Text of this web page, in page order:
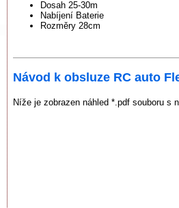
Dosah 25-30m
Nabíjení Baterie
Rozměry 28cm
Návod k obsluze RC auto
Níže je zobrazen náhled *.pdf souboru s